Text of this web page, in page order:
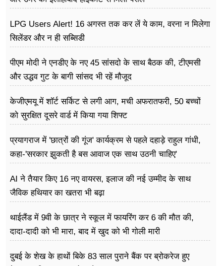
LPG Users Alert! 16 अगस्त तक कर लें ये काम, वरना न मिलेगा
सिलेंडर और न ही सब्सिडी
पीएम मोदी ने एनडीए के नए 45 सांसदो के साथ बैठक की, टीएमसी
और उद्धव गुट के बागी सांसद भी रहें मौजूद
केजीएमयू में शॉर्ट सर्किट से लगी आग, मची अफरातफरी, 50 बच्चों
को सुरक्षित दूसरे वार्ड में किया गया शिफ्ट
प्रयागराज में 'छात्रों की गूंज' कार्यक्रम से पहले दहाड़े राहुल गांधी,
कहा-'सरकार झुकती है बस आवाज एक साथ उठनी चाहिए'
AI ने तैयार किए 16 नए वायरस, इलाज की नई उम्मीद के साथ
जैविक हथियार का खतरा भी बढ़ा
थाईलैंड में 9वी के छात्र ने स्कूल में फायरिंग कर 6 की मौत की,
दादा-दादी को भी मारा, बाद में खुद को भी गोली मारी
दुबई के शेख के हाथों बिके 83 साल पुराने बैंक पर ब्रोकरेज हुए